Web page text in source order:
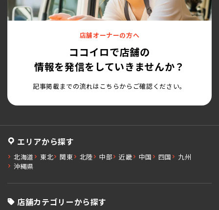
店舗オーナーの方へ
ココイロで店舗の
情報を発信をしていきませんか？
記事掲載までの流れはこちらからご確認ください。
エリアから探す
北海道 東北 関東 北陸 中部 近畿 中国 四国
九州
沖縄県
店舗カテゴリーから探す